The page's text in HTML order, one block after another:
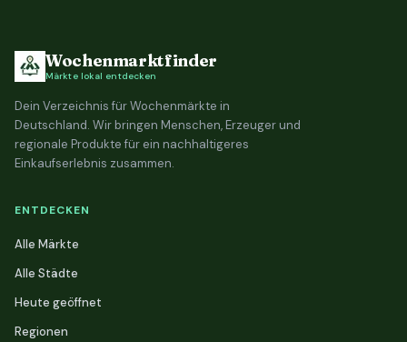
Wochenmarktfinder
Märkte lokal entdecken
Dein Verzeichnis für Wochenmärkte in
Deutschland. Wir bringen Menschen, Erzeuger und
regionale Produkte für ein nachhaltigeres
Einkaufserlebnis zusammen.
ENTDECKEN
Alle Märkte
Alle Städte
Heute geöffnet
Regionen